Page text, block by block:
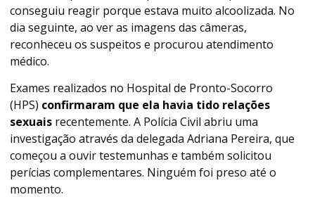
conseguiu reagir porque estava muito alcoolizada. No
dia seguinte, ao ver as imagens das câmeras,
reconheceu os suspeitos e procurou atendimento
médico.
Exames realizados no Hospital de Pronto-Socorro
(HPS) confirmaram que ela havia tido relações
sexuais recentemente. A Polícia Civil abriu uma
investigação através da delegada Adriana Pereira, que
começou a ouvir testemunhas e também solicitou
perícias complementares. Ninguém foi preso até o
momento.